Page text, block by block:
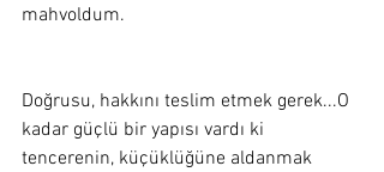
mahvoldum.
Doğrusu, hakkını teslim etmek gerek...O
kadar güçlü bir yapısı vardı ki
tencerenin, küçüklüğüne aldanmak